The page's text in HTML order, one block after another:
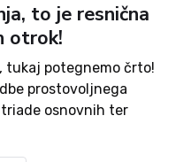
to je resnična
otrok!
tukaj potegnemo črto!
prostovoljnega
osnovnih ter
ki jo naj bi